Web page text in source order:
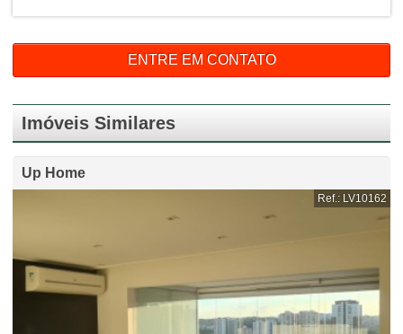
ENTRE EM CONTATO
Imóveis Similares
Up Home
Ref.: LV10162